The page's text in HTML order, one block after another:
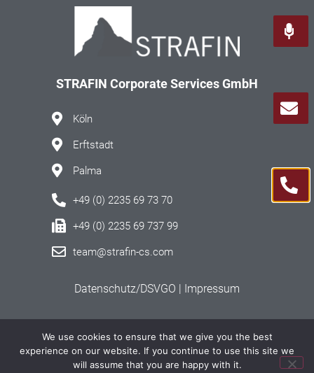
STRAFIN Corporate Services GmbH
Köln
Erftstadt
Palma
+49 (0) 2235 69 73 70
+49 (0) 2235 69 737 99
team@strafin-cs.com
Datenschutz/DSVGO | Impressum
Podcast
Instagram
We use cookies to ensure that we give you the best
experience on our website. If you continue to use this site we
will assume that you are happy with it.